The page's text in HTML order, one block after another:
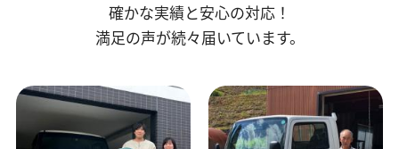
確かな実績と安心の対応！
満足の声が続々届いています。